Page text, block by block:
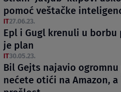
pomoć veštačke
IT27.06.23.
Epl i Gugl krenuli u
je plan
IT30.05.23.
Bil Gejts najavio
nećete otići na Amazon,